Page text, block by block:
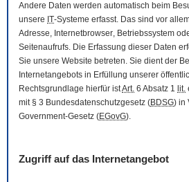
Andere Daten werden automatisch beim
unsere IT-Systeme erfasst. Das sind vor
Adresse, Internetbrowser, Betriebssystem
Seitenaufrufs. Die Erfassung dieser Daten
Sie unsere Website betreten. Sie dient der
Internetangebots in Erfüllung unserer
Rechtsgrundlage hierfür istArt. 6 Absatz 1 lit.
mit § 3 Bundesdatenschutzgesetz (BDSG) in
Government-Gesetz (EGovG).
Zugriff auf das Internetangebot